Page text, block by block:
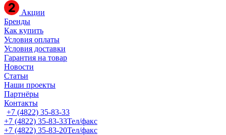
Акции
Бренды
Как купить
Условия оплаты
Условия доставки
Гарантия на товар
Новости
Статьи
Наши проекты
Партнёры
Контакты
+7 (4822) 35-83-33
+7 (4822) 35-83-33Тел/факс
+7 (4822) 35-83-20Тел/факс